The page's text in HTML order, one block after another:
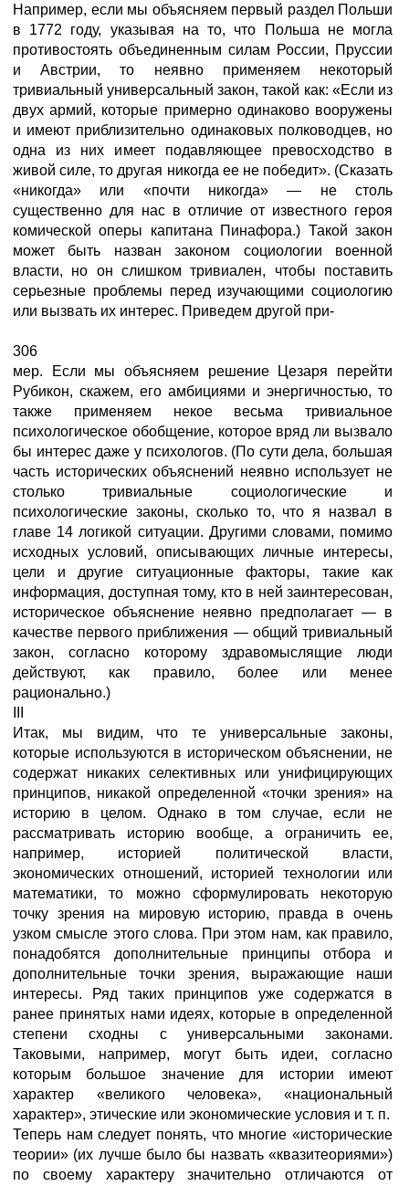
Например, если мы объясняем первый раздел Польши
в 1772 году, указывая на то, что Польша не могла
противостоять объединенным силам России, Пруссии
и Австрии, то неявно применяем некоторый
тривиальный универсальный закон, такой как: «Если из
двух армий, которые примерно одинаково вооружены
и имеют приблизительно одинаковых полководцев, но
одна из них имеет подавляющее превосходство в
живой силе, то другая никогда ее не победит». (Сказать
«никогда» или «почти никогда» — не столь
существенно для нас в отличие от известного героя
комической оперы капитана Пинафора.) Такой закон
может быть назван законом социологии военной
власти, но он слишком тривиален, чтобы поставить
серьезные проблемы перед изучающими социологию
или вызвать их интерес. Приведем другой при-
306
мер. Если мы объясняем решение Цезаря перейти
Рубикон, скажем, его амбициями и энергичностью, то
также применяем некое весьма тривиальное
психологическое обобщение, которое вряд ли вызвало
бы интерес даже у психологов. (По сути дела, большая
часть исторических объяснений неявно использует не
столько тривиальные социологические и
психологические законы, сколько то, что я назвал в
главе 14 логикой ситуации. Другими словами, помимо
исходных условий, описывающих личные интересы,
цели и другие ситуационные факторы, такие как
информация, доступная тому, кто в ней заинтересован,
историческое объяснение неявно предполагает — в
качестве первого приближения — общий тривиальный
закон, согласно которому здравомыслящие люди
действуют, как правило, более или менее
рационально.)
Итак, мы видим, что те универсальные законы,
которые используются в историческом объяснении, не
содержат никаких селективных или унифицирующих
принципов, никакой определенной «точки зрения» на
историю в целом. Однако в том случае, если не
рассматривать историю вообще, а ограничить ее,
например, историей политической власти,
экономических отношений, историей технологии или
математики, то можно сформулировать некоторую
точку зрения на мировую историю, правда в очень
узком смысле этого слова. При этом нам, как правило,
понадобятся дополнительные принципы отбора и
дополнительные точки зрения, выражающие наши
интересы. Ряд таких принципов уже содержатся в
ранее принятых нами идеях, которые в определенной
степени сходны с универсальными законами.
Таковыми, например, могут быть идеи, согласно
которым большое значение для истории имеют
характер «великого человека», «национальный
характер», этические или экономические условия и т. п.
Теперь нам следует понять, что многие «исторические
теории» (их лучше было бы назвать «квазитеориями»)
по своему характеру значительно отличаются от